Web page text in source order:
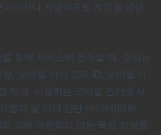
하거나 자발적으로 계정을 생성
통해 서비스에 접속할 때, 당사는
, 모바일 기기 고유 ID, 모바일 기
체제, 사용하는 모바일 인터넷 브
별자 및 기타 진단 데이터(이하
이에 국한되지 않는 특정 정보를